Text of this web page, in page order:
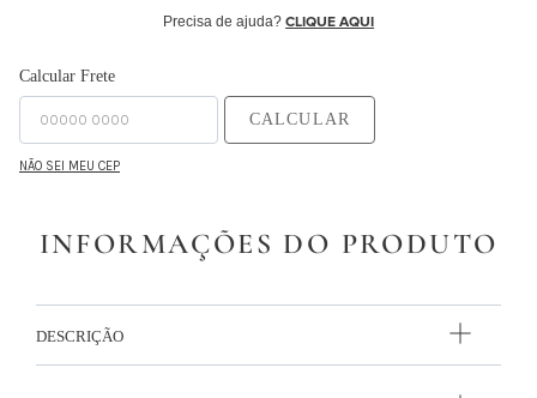
Precisa de ajuda? CLIQUE AQUI
Calcular Frete
CALCULAR
NÃO SEI MEU CEP
INFORMAÇÕES DO PRODUTO
DESCRIÇÃO